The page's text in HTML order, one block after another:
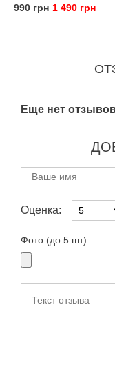
990 грн 1 490 грн
Еще нет
Оценка:
Фото (до 5 шт):